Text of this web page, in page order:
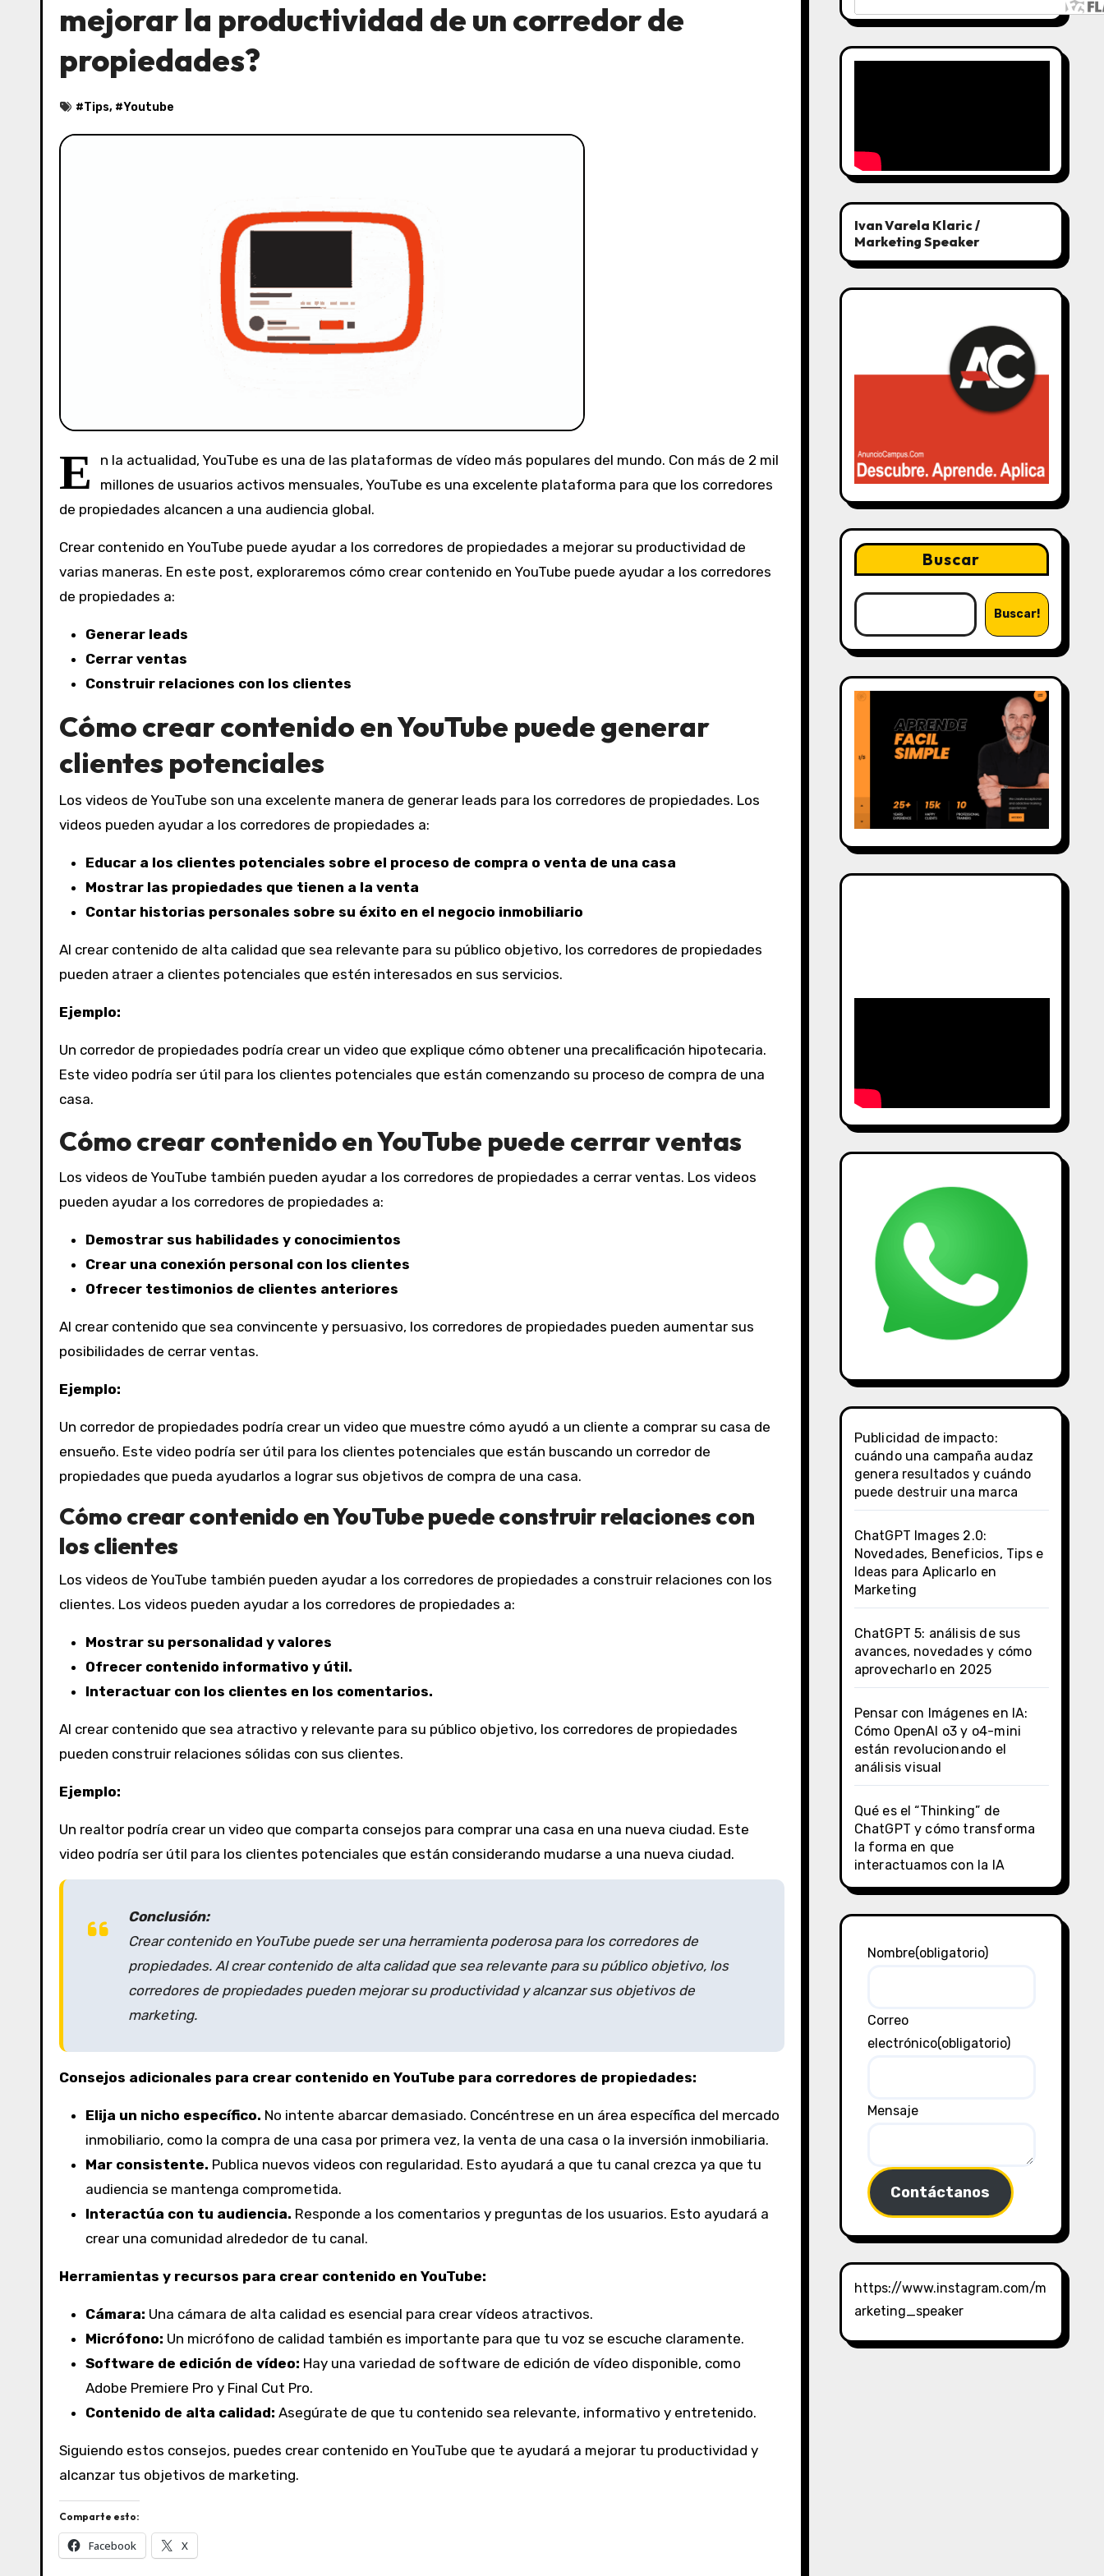
mejorar la productividad de un corredor de
propiedades?
#Tips, #Youtube
E
n la actualidad, YouTube es una de las plataformas de vídeo más populares del mundo. Con más de 2 mil
millones de usuarios activos mensuales, YouTube es una excelente plataforma para que los corredores
de propiedades alcancen a una audiencia global.
Crear contenido en YouTube puede ayudar a los corredores de propiedades a mejorar su productividad de
varias maneras. En este post, exploraremos cómo crear contenido en YouTube puede ayudar a los corredores
de propiedades a:
Generar leads
Cerrar ventas
Construir relaciones con los clientes
Cómo crear contenido en YouTube puede generar
clientes potenciales
Los videos de YouTube son una excelente manera de generar leads para los corredores de propiedades. Los
videos pueden ayudar a los corredores de propiedades a:
Educar a los clientes potenciales sobre el proceso de compra o venta de una casa
Mostrar las propiedades que tienen a la venta
Contar historias personales sobre su éxito en el negocio inmobiliario
Al crear contenido de alta calidad que sea relevante para su público objetivo, los corredores de propiedades
pueden atraer a clientes potenciales que estén interesados ​​en sus servicios.
Ejemplo:
Un corredor de propiedades podría crear un video que explique cómo obtener una precalificación hipotecaria.
Este video podría ser útil para los clientes potenciales que están comenzando su proceso de compra de una
casa.
Cómo crear contenido en YouTube puede cerrar ventas
Los videos de YouTube también pueden ayudar a los corredores de propiedades a cerrar ventas. Los videos
pueden ayudar a los corredores de propiedades a:
Demostrar sus habilidades y conocimientos
Crear una conexión personal con los clientes
Ofrecer testimonios de clientes anteriores
Al crear contenido que sea convincente y persuasivo, los corredores de propiedades pueden aumentar sus
posibilidades de cerrar ventas.
Ejemplo:
Un corredor de propiedades podría crear un video que muestre cómo ayudó a un cliente a comprar su casa de
ensueño. Este video podría ser útil para los clientes potenciales que están buscando un corredor de
propiedades que pueda ayudarlos a lograr sus objetivos de compra de una casa.
Cómo crear contenido en YouTube puede construir relaciones con
los clientes
Los videos de YouTube también pueden ayudar a los corredores de propiedades a construir relaciones con los
clientes. Los videos pueden ayudar a los corredores de propiedades a:
Mostrar su personalidad y valores
Ofrecer contenido informativo y útil.
Interactuar con los clientes en los comentarios.
Al crear contenido que sea atractivo y relevante para su público objetivo, los corredores de propiedades
pueden construir relaciones sólidas con sus clientes.
Ejemplo:
Un realtor podría crear un video que comparta consejos para comprar una casa en una nueva ciudad. Este
video podría ser útil para los clientes potenciales que están considerando mudarse a una nueva ciudad.
Conclusión:
Crear contenido en YouTube puede ser una herramienta poderosa para los corredores de
propiedades. Al crear contenido de alta calidad que sea relevante para su público objetivo, los
corredores de propiedades pueden mejorar su productividad y alcanzar sus objetivos de
marketing.
Consejos adicionales para crear contenido en YouTube para corredores de propiedades:
Elija un nicho específico. No intente abarcar demasiado. Concéntrese en un área específica del mercado
inmobiliario, como la compra de una casa por primera vez, la venta de una casa o la inversión inmobiliaria.
Mar consistente. Publica nuevos videos con regularidad. Esto ayudará a que tu canal crezca ya que tu
audiencia se mantenga comprometida.
Interactúa con tu audiencia. Responde a los comentarios y preguntas de los usuarios. Esto ayudará a
crear una comunidad alrededor de tu canal.
Herramientas y recursos para crear contenido en YouTube:
Cámara: Una cámara de alta calidad es esencial para crear vídeos atractivos.
Micrófono: Un micrófono de calidad también es importante para que tu voz se escuche claramente.
Software de edición de vídeo: Hay una variedad de software de edición de vídeo disponible, como
Adobe Premiere Pro y Final Cut Pro.
Contenido de alta calidad: Asegúrate de que tu contenido sea relevante, informativo y entretenido.
Siguiendo estos consejos, puedes crear contenido en YouTube que te ayudará a mejorar tu productividad y
alcanzar tus objetivos de marketing.
Comparte esto:
Facebook X
Ivan Varela Klaric /
Marketing Speaker
Buscar
Buscar!
Publicidad de impacto:
cuándo una campaña audaz
genera resultados y cuándo
puede destruir una marca
ChatGPT Images 2.0:
Novedades, Beneficios, Tips e
Ideas para Aplicarlo en
Marketing
ChatGPT 5: análisis de sus
avances, novedades y cómo
aprovecharlo en 2025
Pensar con Imágenes en IA:
Cómo OpenAI o3 y o4-mini
están revolucionando el
análisis visual
Qué es el “Thinking” de
ChatGPT y cómo transforma
la forma en que
interactuamos con la IA
Nombre(obligatorio)
Correo
electrónico(obligatorio)
Mensaje
Contáctanos
https://www.instagram.com/m
arketing_speaker